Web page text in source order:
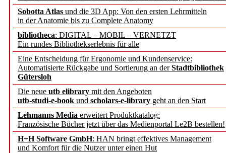
Sobotta Atlas und die 3D App: Von den ersten Lehrmitteln
in der Anatomie bis zu Complete Anatomy
bibliotheca: DIGITAL – MOBIL – VERNETZT
Ein rundes Bibliothekserlebnis für alle
Eine Entscheidung für Ergonomie und Kundenservice:
Automatisierte Rückgabe und Sortierung an derStadtbibliothek
Gütersloh
Die neue utb elibrary mit den Angeboten
utb-studi-e-book und scholars-e-library geht an den Start
Lehmanns Media erweitert Produktkatalog:
Französische Bücher jetzt über das Medienportal Le2B bestellen!
H+H Software GmbH: HAN bringt effektives Management
und Komfort für die Nutzer unter einen Hut
EBSCO Information
Recherchefunktionen in
Sorbisches Institut neu
Geschichte und
Künstliche Intelligenz
besser zu verstehen